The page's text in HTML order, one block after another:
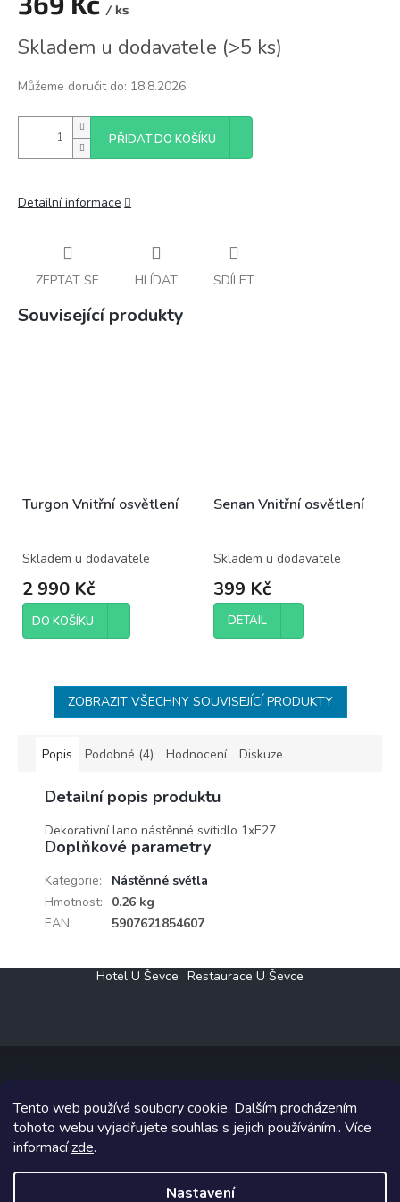
Tento web používá soubory cookie. Dalším procházením
tohoto webu vyjadřujete souhlas s jejich používáním.. Více
informacízde.
Nastavení
/ ks
cena:
Skladem u dodavatele (>5 ks)
Můžeme doručit do: 18.8.2026
PŘIDAT DO KOŠÍKU
Detailní informace
ZEPTAT SE HLÍDAT SDÍLET
Související produkty
Turgon Vnitřní osvětlení
Skladem u dodavatele
2 990 Kč
DO KOŠÍKU
Senan Vnitřní osvětlení
Skladem u dodavatele
399 Kč
DETAIL
ZOBRAZIT VŠECHNY SOUVISEJÍCÍ PRODUKTY
Popis Podobné (4) Hodnocení Diskuze
Detailní popis produktu
Dekorativní lano nástěnné svítidlo 1xE27
Doplňkové parametry
Kategorie:
Nástěnné světla
Hmotnost:
0.26 kg
EAN: 5907621854607
Hotel U Ševce Restaurace U Ševce
Copyright 2026Elektro Klesný s.r.o.. Všechna práva vyhrazena.
Grafický návrh vytvořil a na Shoptet implementoval
Shoptetak.cz.